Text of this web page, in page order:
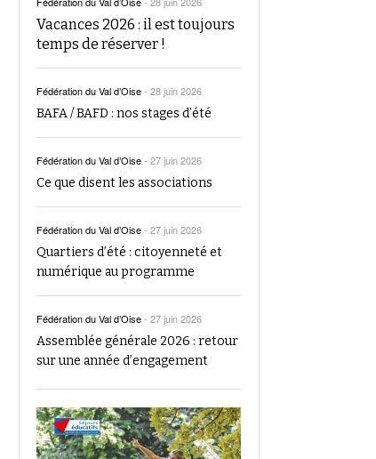
Vacances 2026 : il est toujours
temps de réserver !
Fédération du Val d’Oise- 28 juin 2026
BAFA / BAFD : nos stages d’été
Fédération du Val d’Oise- 27 juin 2026
Ce que disent les associations
Fédération du Val d’Oise- 27 juin 2026
Quartiers d’été : citoyenneté et
numérique au programme
Fédération du Val d’Oise- 27 juin 2026
Assemblée générale 2026 : retour
sur une année d’engagement